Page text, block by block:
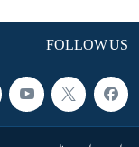
FOLLOW US